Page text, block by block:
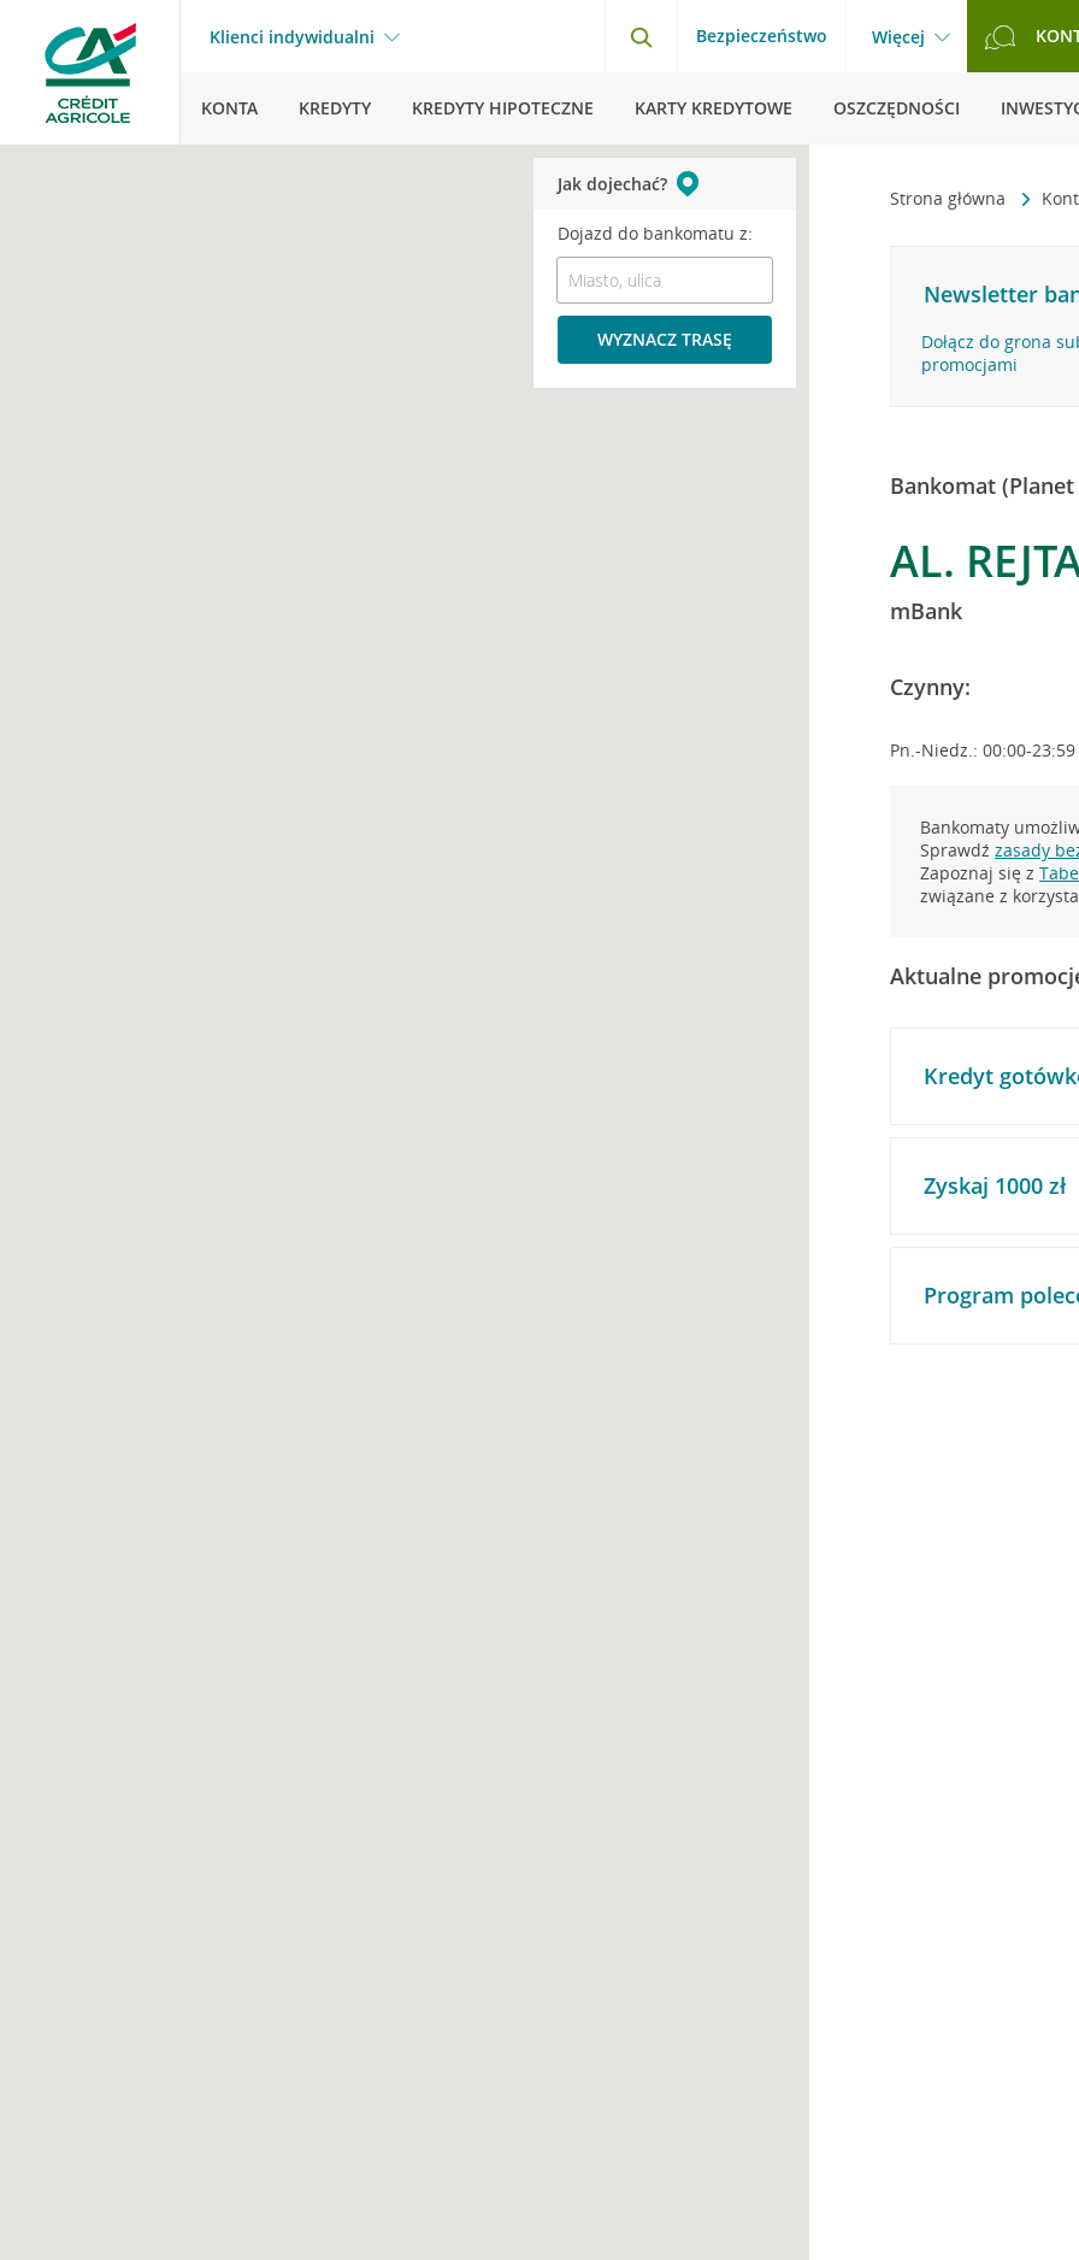
Klienci indywidualni Bezpieczeństwo Więcej
KONTA KREDYTY KREDYTY HIPOTECZNE KARTY KREDYTOWE OSZCZĘDNOŚCI
Strona główna
Newsletter
Dołącz do grona
promocjami
Bankomat (Planet
AL.
mBank
Czynny:
Pn.-Niedz.: 00:00-23:59
Bankomaty
Sprawdźzasady
Zapoznaj się z
związane z
Aktualne
Kredyt
Zyskaj 1000 zł
Program
Jak dojechać?
Dojazd do bankomatu z:
WYZNACZ TRASĘ